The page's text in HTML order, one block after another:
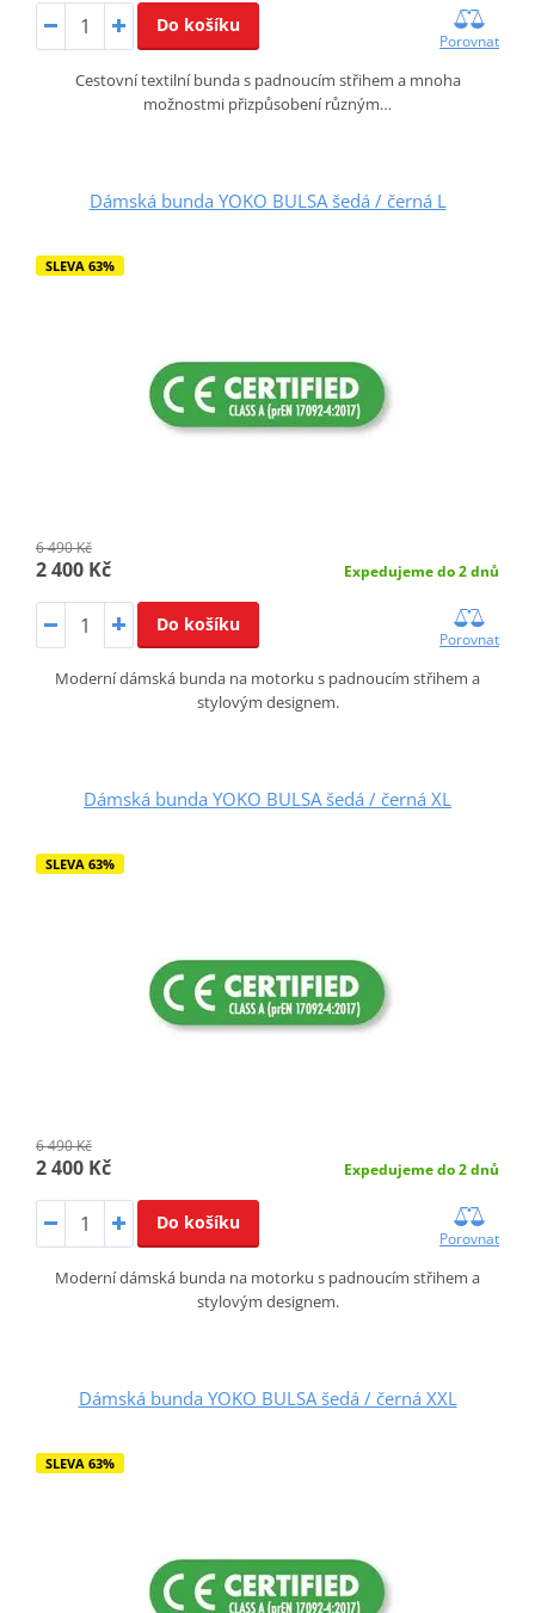
Do košíku
Porovnat
Cestovní textilní bunda s padnoucím střihem a mnoha
možnostmi přizpůsobení různým…
Dámská bunda YOKO BULSA šedá / černá L
SLEVA 63%
6 490 Kč
2 400 Kč Expedujeme do 2 dnů
Do košíku
Porovnat
Moderní dámská bunda na motorku s padnoucím střihem a
stylovým designem.
Dámská bunda YOKO BULSA šedá / černá XL
SLEVA 63%
6 490 Kč
2 400 Kč Expedujeme do 2 dnů
Do košíku
Porovnat
Moderní dámská bunda na motorku s padnoucím střihem a
stylovým designem.
Dámská bunda YOKO BULSA šedá / černá XXL
SLEVA 63%